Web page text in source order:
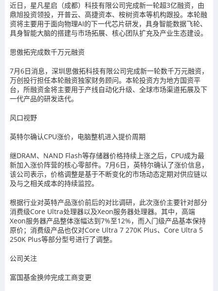
近日，星凡星启（成都）科技有限公司完成新一轮超3亿融资，由
鼎旭投资领投，开普云、高捷资本、桉树资本等机构跟投。本轮融
资将主要用于面向物理AI的下一代芯片研发，具身智能数据飞轮、
具身智能大脑的搭建与市场拓展、核心团队扩充及产业生态建设。
思傲拓完成数千万元融资
7月6日消息，深圳思傲拓科技有限公司完成新一轮数千万元融资，
万创投行担任本轮融资独家财务顾问。本轮投资方为地方国资平
台，所融资金将主要用于产线自动化升级、全球市场渠道拓展及下
一代产品的研发迭代。
风口视野
英特尔确认CPU涨价，电脑整机进入提价周期
继DRAM、NAND Flash等存储器价格持续上涨之后，CPU成为最
新加入涨价阵营的核心零部件。7月6日，英特尔确认了涨价信息，
该公司表示，价格调整是基于不断变化的市场动态定期对供应链以
及与之相关成本的持续监控。
根据行业对英特产品涨价前后的对比调研，此次涨价主要针对部分
消费级Core Ultra处理器以及Xeon服务器处理器。其中，高端
Xeon服务器产品整体涨幅达到7%至12%，而入门级产品基本保持
原价；消费级产品也仅对Core Ultra 7 270K Plus、Core Ultra 5
250K Plus等部分型号进行了调整。
公司关注
富国基金换帅完成工商变更